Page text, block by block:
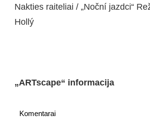
Nakties raiteliai / „Noční jazdci“
Hollý
„ARTscape“ informacija
Komentarai